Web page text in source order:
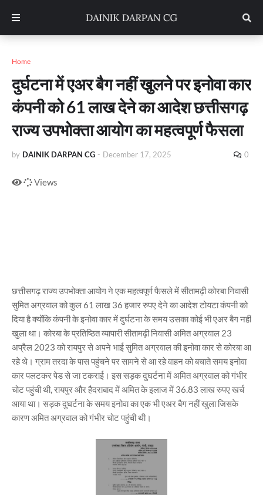
Home
दुर्घटना में एअर बैग नहीं खुलने पर इनोवा कार
कंपनी को 61 लाख देने का आदेश छत्तीसगढ़
राज्य उपभोक्ता आयोग का महत्वपूर्ण फैसला
by DAINIK DARPAN CG - December 17, 2025 0
Views
छत्तीसगढ़ राज्य उपभोक्ता आयोग ने एक महत्वपूर्ण फैसले में सीतामढ़ी कोरबा निवासी
सुमित अग्रवाल को कुल 61 लाख 36 हजार रुपए देने का आदेश टोयटा कंपनी को
दिया है क्योंकि कंपनी के इनोवा कार में दुर्घटना के समय उसका कोई भी एअर बैग नहीं
खुला था। कोरबा के प्रतिष्ठित व्यापारी सीतामढ़ी निवासी अमित अग्रवाल 23
अप्रैल 2023 को रायपुर से अपने भाई सुमित अग्रवाल की इनोवा कार से कोरबा आ
रहे थे। ग्राम तरदा के पास पहुंचने पर सामने से आ रहे वाहन को बचाते समय इनोवा
कार पलटकर पेड से जा टकराई। इस सड़क दुघर्टना में अमित अग्रवाल को गंभीर
चोट पहुंची थी, रायपुर और हैदराबाद में अमित के इलाज में 36.83 लाख रुपए खर्च
आया था। सड़क दुघर्टना के समय इनोवा का एक भी एअर बैग नहीं खुला जिसके
कारण अमित अग्रवाल को गंभीर चोट पहुंची थी।